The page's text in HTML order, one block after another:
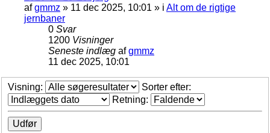
afgmmz » 11 dec 2025, 10:01 » i Alt om de rigtige
jernbaner
0 Svar
1200 Visninger
Seneste indlæg afgmmz
11 dec 2025, 10:01
Visning:
Sorter efter:
Retning: